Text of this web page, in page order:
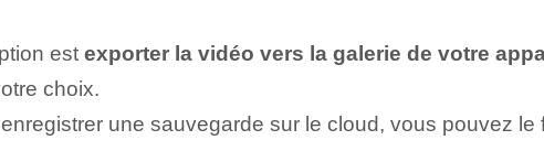
est exporter ‌la vidéo vers la galerie de votre
choix.
une sauvegarde sur le cloud, vous pouvez